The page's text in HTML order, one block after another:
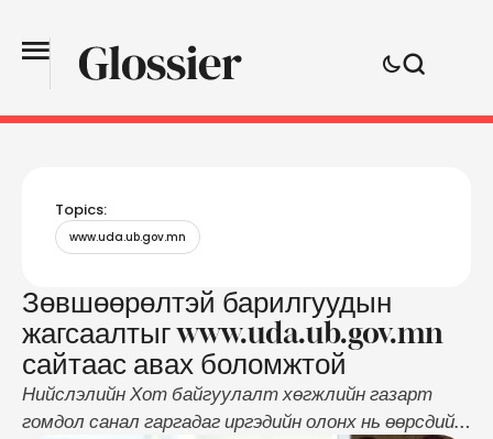
Topics:
www.uda.ub.gov.mn
Зөвшөөрөлтэй барилгуудын
жагсаалтыг www.uda.ub.gov.mn
сайтаас авах боломжтой
Нийслэлийн Хот байгуулалт хөгжлийн газарт
гомдол санал гаргадаг иргэдийн олонх нь өөрсдийн